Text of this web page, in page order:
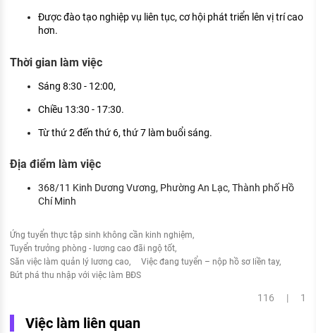
Được đào tạo nghiệp vụ liên tục, cơ hội phát triển lên vị trí cao
hơn.
Thời gian làm việc
Sáng 8:30 - 12:00,
Chiều 13:30 - 17:30.
Từ thứ 2 đến thứ 6, thứ 7 làm buổi sáng.
Địa điểm làm việc
368/11 Kinh Dương Vương, Phường An Lạc, Thành phố Hồ
Chí Minh
Ứng tuyển thực tập sinh không cần kinh nghiệm
Tuyển trưởng phòng - lương cao đãi ngộ tốt
Săn việc làm quản lý lương cao
Việc đang tuyển – nộp hồ sơ liền tay
Bứt phá thu nhập với việc làm BĐS
116 | 1
Việc làm liên quan